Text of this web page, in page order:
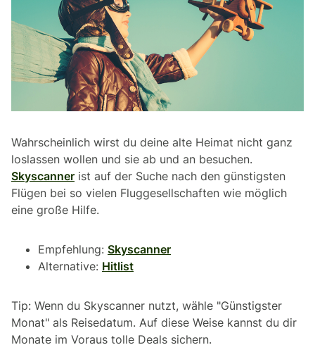
Wahrscheinlich wirst du deine alte Heimat nicht ganz
loslassen wollen und sie ab und an besuchen.
Skyscanner ist auf der Suche nach den günstigsten
Flügen bei so vielen Fluggesellschaften wie möglich
eine große Hilfe.
Empfehlung: Skyscanner
Alternative: Hitlist
Tip: Wenn du Skyscanner nutzt, wähle "Günstigster
Monat" als Reisedatum. Auf diese Weise kannst du dir
Monate im Voraus tolle Deals sichern.